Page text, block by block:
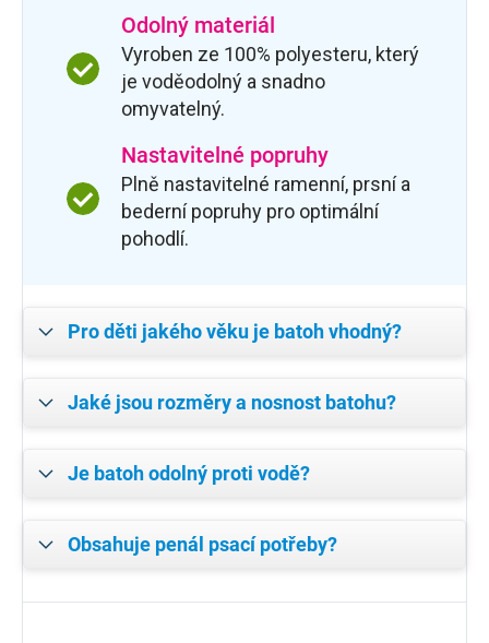
Odolný materiál
Vyroben ze 100% polyesteru, který
je voděodolný a snadno
omyvatelný.
Nastavitelné popruhy
Plně nastavitelné ramenní, prsní a
bederní popruhy pro optimální
pohodlí.
Pro děti jakého věku je batoh vhodný?
Jaké jsou rozměry a nosnost batohu?
Je batoh odolný proti vodě?
Obsahuje penál psací potřeby?